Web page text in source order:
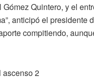
Quintero, y el
anticipó el
compitiendo,